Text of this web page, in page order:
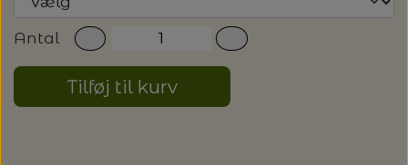
19 - 23)
PERMIN: SPAR 30% PÅ ALLE
JULEBRODERIER
PERMIN
SOMMERGARN
SUSIE HAUMANN
SAKSE
STRIKKE- OG SYNÅLE
Antal
Tilføj til kurv